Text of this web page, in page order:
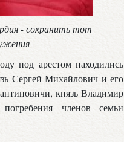
- сохранить тот
под арестом находились
Сергей Михайлович и его
князь Владимир
членов семьи